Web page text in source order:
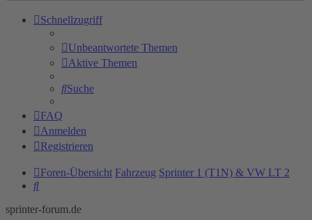
Schnellzugriff
Unbeantwortete Themen
Aktive Themen
Suche
FAQ
Anmelden
Registrieren
Foren-Übersicht Fahrzeug Sprinter 1 (T1N) & VW LT 2
Suche
sprinter-forum.de